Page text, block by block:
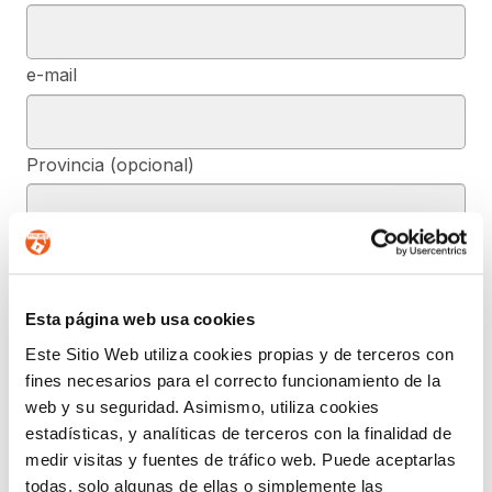
Esta página web usa cookies
Este Sitio Web utiliza cookies propias y de terceros con
fines necesarios para el correcto funcionamiento de la
web y su seguridad. Asimismo, utiliza cookies
estadísticas, y analíticas de terceros con la finalidad de
medir visitas y fuentes de tráfico web. Puede aceptarlas
todas, solo algunas de ellas o simplemente las
e-mail
Provincia (opcional)
Mensaje (opcional)
De conformidad con el RGPD y la LOPDGDD, SEGURIDAD Y
PRIVACIDAD DE DATOS, S.L. tratará los datos facilitados, con la
finalidad de contestar a las dudas y/o quejas planteadas a través
del presente formulario y facilitar la información solicitada. Podrá
ejercer, si lo desea, los derechos de acceso, rectificación,
supresión, y demás reconocidos en la normativa mencionada. Para
obtener más información acerca de cómo estamos tratando sus
datos, acceda a nuestra política de privacidad.